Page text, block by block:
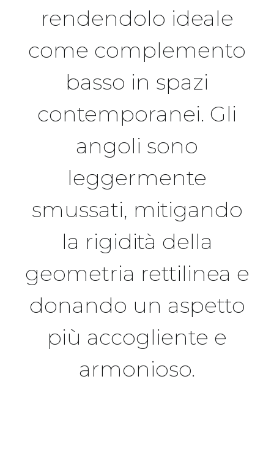
rendendolo ideale
come complemento
basso in spazi
contemporanei. Gli
angoli sono
leggermente
smussati, mitigando
la rigidità della
geometria rettilinea e
donando un aspetto
più accogliente e
armonioso.